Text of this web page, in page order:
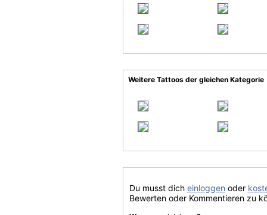
Weitere Tattoos der gleichen Kategorie
Du musst dich einloggen oder
Bewerten oder Kommentieren zu